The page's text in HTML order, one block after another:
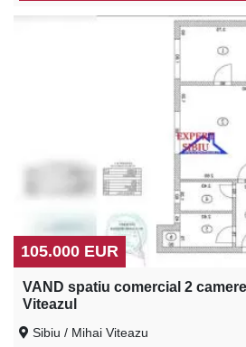
105.000 EUR
VAND spatiu comercial 2
Viteazul
Sibiu / Mihai Viteazu